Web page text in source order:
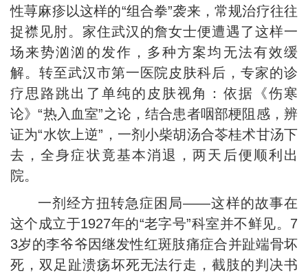
性荨麻疹以这样的“组合拳”袭来，常规治疗往往
捉襟见肘。家住武汉的詹女士便遭遇了这样一
场来势汹汹的发作，多种方案均无法有效缓
解。转至武汉市第一医院皮肤科后，专家的诊
疗思路跳出了单纯的皮肤视角：依据《伤寒
论》“热入血室”之论，结合患者咽部梗阻感，辨
证为“水饮上逆”，一剂小柴胡汤合苓桂术甘汤下
去，全身症状竟基本消退，两天后便顺利出
院。
一剂经方扭转急症困局——这样的故事在
这个成立于1927年的“老字号”科室并不鲜见。7
3岁的李爷爷因继发性红斑肢痛症合并趾端骨坏
死，双足趾溃疡坏死无法行走，截肢的判决书